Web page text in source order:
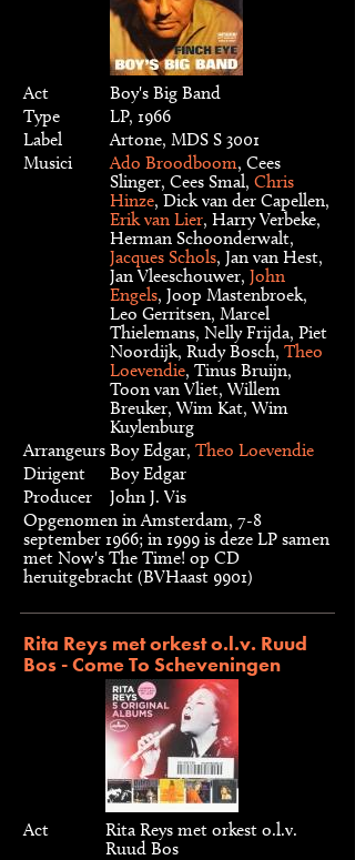
Act
Boy's Big Band
Type
LP, 1966
Label
Artone, MDS S 3001
Musici
Ado Broodboom, Cees
Slinger, Cees Smal, Chris
Hinze, Dick van der Capellen,
Erik van Lier, Harry Verbeke,
Herman Schoonderwalt,
Jacques Schols, Jan van Hest,
Jan Vleeschouwer, John
Engels, Joop Mastenbroek,
Leo Gerritsen, Marcel
Thielemans, Nelly Frijda, Piet
Noordijk, Rudy Bosch, Theo
Loevendie, Tinus Bruijn,
Toon van Vliet, Willem
Breuker, Wim Kat, Wim
Kuylenburg
Arrangeurs Boy Edgar, Theo Loevendie
Dirigent
Boy Edgar
Producer
John J. Vis
Opgenomen in Amsterdam, 7-8
september 1966; in 1999 is deze LP samen
met Now's The Time! op CD
heruitgebracht (BVHaast 9901)
Rita Reys met orkest o.l.v. Ruud
Bos - Come To Scheveningen
Act
Rita Reys met orkest o.l.v.
Ruud Bos